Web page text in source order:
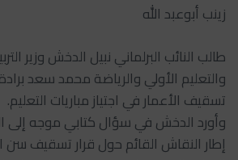
زينب أبوعبد الله
طالب النائب البرلماني نبيل الدخش وزير
والتعليم الأولي والرياضة محمد سعد
تسقيف الأعمار في اجتياز مباريات التعليم.
وأورد الدخش في سؤال كتابي موجه إلى
إطار النقاش القائم حول قرار تسقيف سن